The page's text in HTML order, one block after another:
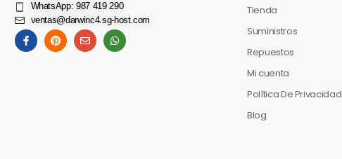
WhatsApp: 987 419 290
ventas@darwinc4.sg-host.com
Tienda
Suministros
Repuestos
Mi cuenta
Política De Privacidad
Blog